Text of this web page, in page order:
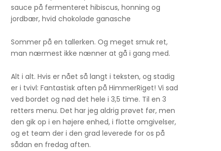
sauce på fermenteret hibiscus, honning og
jordbær, hvid chokolade ganasche
Sommer på en tallerken. Og meget smuk ret,
man nærmest ikke nænner at gå i gang med.
Alt i alt. Hvis er nået så langt i teksten, og stadig
er i tvivl: Fantastisk aften på HimmerRiget! Vi sad
ved bordet og nød det hele i 3,5 time. Til en 3
retters menu. Det har jeg aldrig prøvet før, men
den gik op i en højere enhed, i flotte omgivelser,
og et team der i den grad leverede for os på
sådan en fredag aften.